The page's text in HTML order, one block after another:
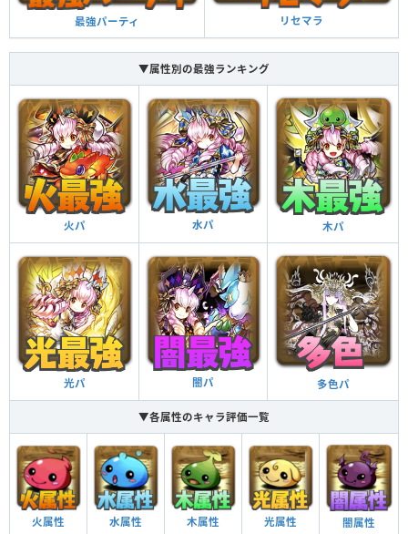
操作時間延長
操作時間延長
ドロップ操作時間が少し延びる（0.5秒）
コンボ強化
7コンボ以上で攻撃力が2倍、14コンボ以上で攻撃力
が3倍になる
コンボ強化
7コンボ以上で攻撃力が2倍、14コンボ以上で攻撃力
が3倍になる
超覚醒 効果
が3倍になる
ダメージ無効貫通
自分と同じ属性のドロップを3×3の正方形で消すと攻
撃力がアップ（3.5倍）し、ダメージ無効を貫通する
自分と同じ属性のドロップをL字型に消すと攻撃力が
アップ（2.2倍）し、ロック状態を解除する
最強パーティ リセマラ
▼属性別の最強ランキング
火パ 水パ 木パ
光パ 闇パ 多色パ
▼各属性のキャラ評価一覧
火属性 水属性 木属性 光属性 闇属性